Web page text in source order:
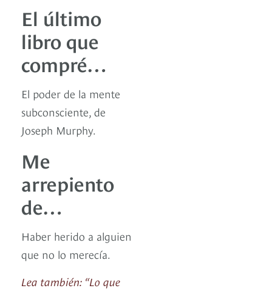
El último
libro que
compré…
El poder de la mente
subconsciente, de
Joseph Murphy.
Me
arrepiento
de…
Haber herido a alguien
que no lo merecía.
Lea también: “Lo que